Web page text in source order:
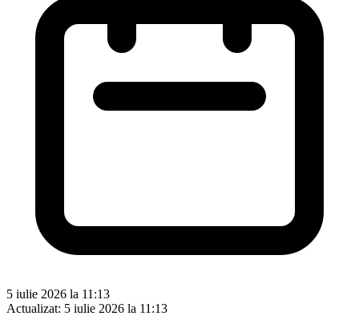
5 iulie 2026 la 11:13
Actualizat: 5 iulie 2026 la 11:13